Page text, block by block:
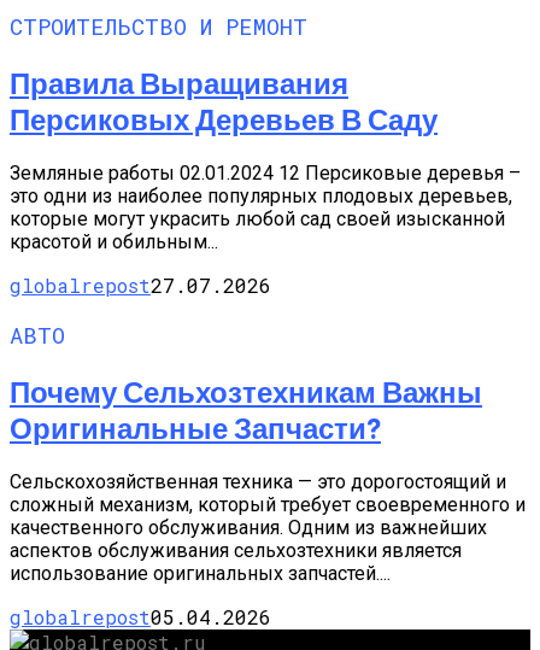
СТРОИТЕЛЬСТВО И РЕМОНТ
Правила Выращивания
Персиковых Деревьев В Саду
Земляные работы 02.01.2024 12 Персиковые деревья –
это одни из наиболее популярных плодовых деревьев,
которые могут украсить любой сад своей изысканной
красотой и обильным...
globalrepost27.07.2026
АВТО
Почему Сельхозтехникам Важны
Оригинальные Запчасти?
Сельскохозяйственная техника — это дорогостоящий и
сложный механизм, который требует своевременного и
качественного обслуживания. Одним из важнейших
аспектов обслуживания сельхозтехники является
использование оригинальных запчастей....
globalrepost05.04.2026